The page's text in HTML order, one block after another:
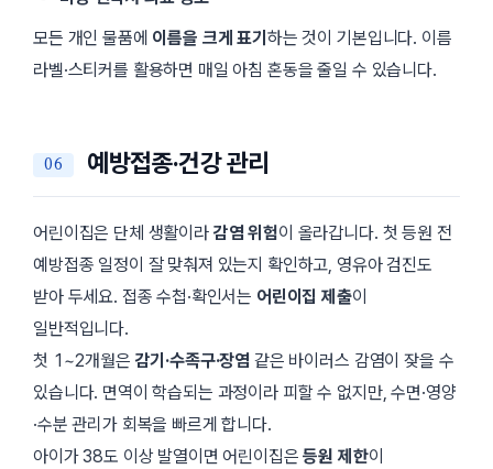
모든 개인 물품에 이름을 크게 표기 하는 것이 기본입니다. 이름
라벨·스티커를 활용하면 매일 아침 혼동을 줄일 수 있습니다.
예방접종·건강 관리
어린이집은 단체 생활이라 감염 위험이 올라갑니다. 첫 등원 전
예방접종 일정이 잘 맞춰져 있는지 확인하고, 영유아 검진도
받아 두세요. 접종 수첩·확인서는 어린이집 제출이
일반적입니다.
첫 1~2개월은 감기·수족구·장염 같은 바이러스 감염이 잦을 수
있습니다. 면역이 학습되는 과정이라 피할 수 없지만, 수면·영양
·수분 관리가 회복을 빠르게 합니다.
아이가 38도 이상 발열이면 어린이집은등원 제한이